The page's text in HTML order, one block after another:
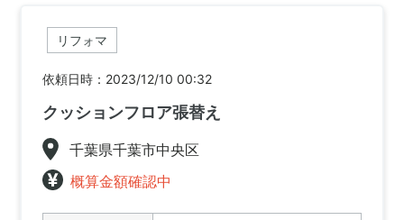
リフォマ
依頼日時：2023/12/10 00:32
クッションフロア張替え
千葉県千葉市中央区
概算金額確認中